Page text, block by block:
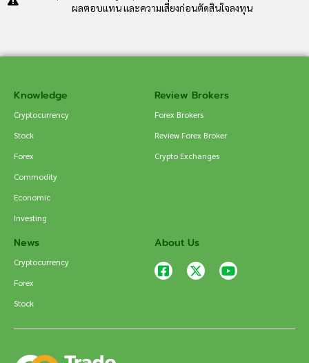
ผลตอบแทน และความเสี่ยงก่อนตัดสินใจลงทุน
Knowledge
Cryptocurrency
Stock
Forex
Commodity
Economic
Investing
Review Brokers
Forex Brokers
Review Forex Broker
Crypto Exchanges
News
Cryptocurrency
Forex
Stock
About Us